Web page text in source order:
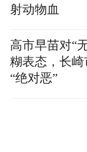
片平铺直叙
恶、果”四章
拆迁矛盾、
情线索交织
射动物血
高市早苗对“
糊表态，长
“绝对恶”